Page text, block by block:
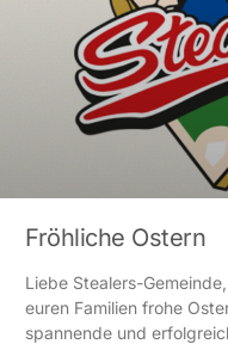
Fröhliche Ostern
Liebe Stealers-
euren Familien frohe
spannende und